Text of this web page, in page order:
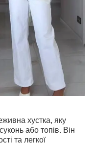
хустка, яку
або топів. Він
та легкої